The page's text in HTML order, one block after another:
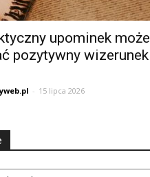
upominek może
pozytywny wizerunek
- 15 lipca 2026